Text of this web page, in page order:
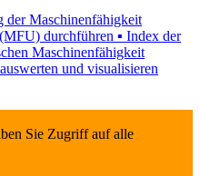
der Maschinenfähigkeit
durchführen ▪ Index der
Maschinenfähigkeit
und visualisieren
Sie Zugriff auf alle